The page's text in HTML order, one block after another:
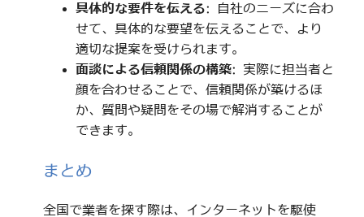
具体的な要件を伝える: 自社のニーズに合わ
せて、具体的な要望を伝えることで、より
適切な提案を受けられます。
面談による信頼関係の構築: 実際に担当者と
顔を合わせることで、信頼関係が築けるほ
か、質問や疑問をその場で解消することが
できます。
まとめ
全国で業者を探す際は、インターネットを駆使